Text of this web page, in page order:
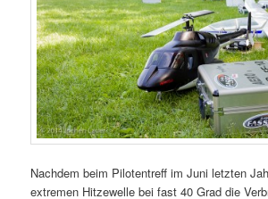
Nachdem beim Pilotentreff im Juni letzten
extremen Hitzewelle bei fast 40 Grad die